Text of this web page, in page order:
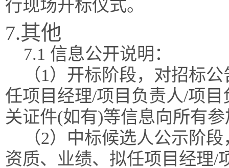
行现场开标仪式。
7.其他
7.1 信息公开说明：
（1）开标阶段，对招标
任项目经理/项目负责人/项
关证件(如有)等信息向所有
（2）中标候选人公示阶
资质、业绩、拟任项目经理/